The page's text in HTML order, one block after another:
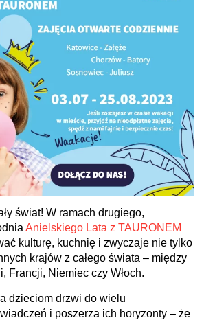
narzędzi
świat! W ramach drugiego,
Anielskiego Lata z TAURONEM
kulturę, kuchnię i zwyczaje nie tylko
krajów z całego świata – między
Francji, Niemiec czy Włoch.
dzieciom drzwi do wielu
i poszerza ich horyzonty – że